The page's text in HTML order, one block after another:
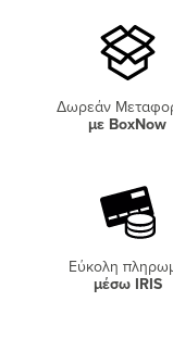
Δωρεάν
με BoxNow
Εύκολη
μέσω IRIS